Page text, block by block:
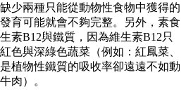
少兩種只能從動物性食物中獲得的
育可能就會不夠完整。另外，素食
素B12與鐵質，因為維生素B12只
色與深綠色蔬菜（例如：紅鳳菜、
植物性鐵質的吸收率卻遠遠不如動
肉）。